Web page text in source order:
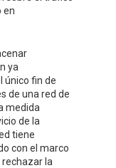
en
ya
único fin de
de una red de
medida
de la
tiene
con el marco
la